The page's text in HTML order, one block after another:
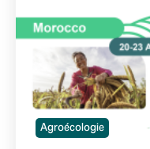
Agroécologie